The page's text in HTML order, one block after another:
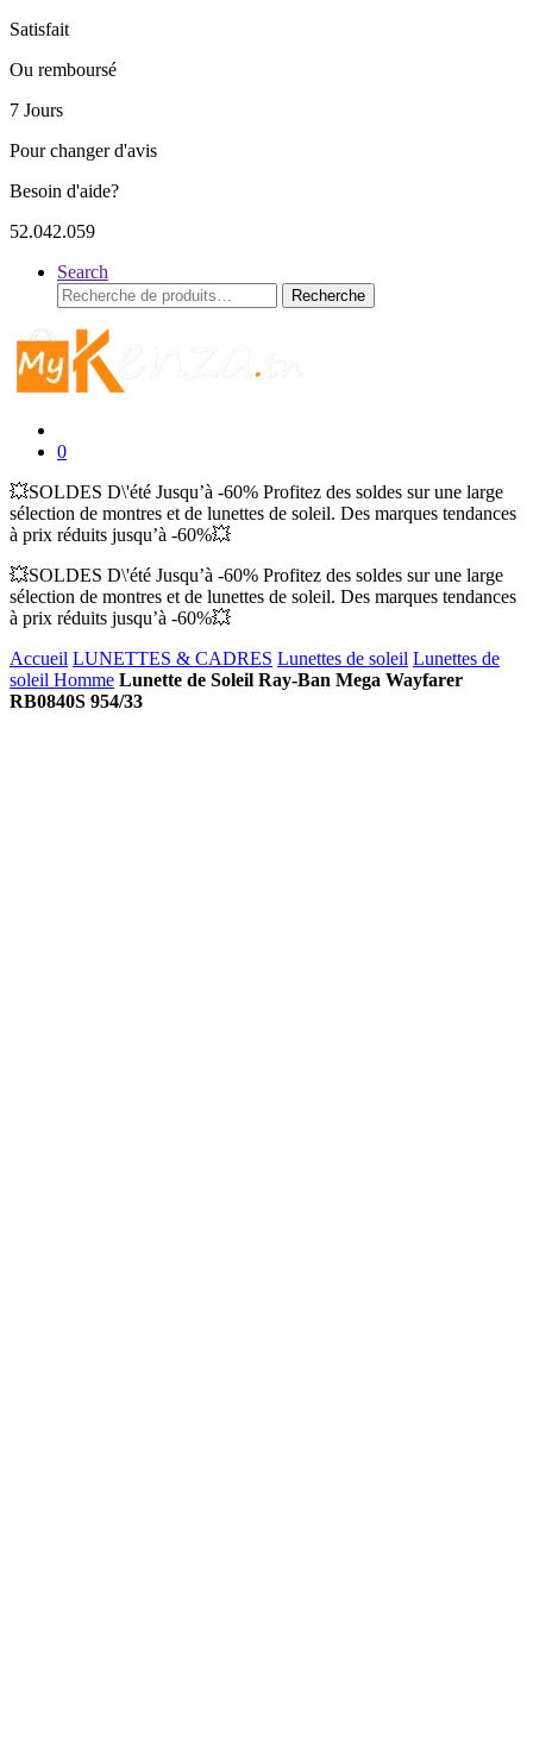
Satisfait
Ou remboursé
7 Jours
Pour changer d'avis
Besoin d'aide?
52.042.059
Search
Recherche
pour :
Recherche
0
💥SOLDES D\'été Jusqu’à -60% Profitez des soldes sur une large
sélection de montres et de lunettes de soleil. Des marques tendances
à prix réduits jusqu’à -60%💥
💥SOLDES D\'été Jusqu’à -60% Profitez des soldes sur une large
sélection de montres et de lunettes de soleil. Des marques tendances
à prix réduits jusqu’à -60%💥
Accueil LUNETTES & CADRES Lunettes de soleil Lunettes de
soleil Homme Lunette de Soleil Ray-Ban Mega Wayfarer
RB0840S 954/33